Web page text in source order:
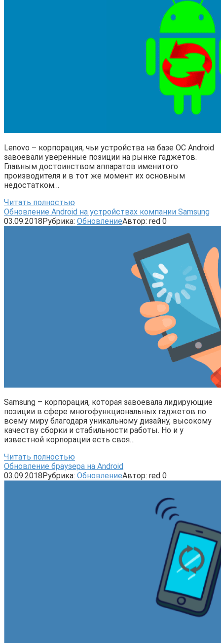
Lenovo – корпорация, чьи устройства на базе ОС Android
завоевали уверенные позиции на рынке гаджетов.
Главным достоинством аппаратов именитого
производителя и в тот же момент их основным
недостатком…
Читать полностью
Обновление Android на устройствах компании Samsung
03.09.2018Рубрика: ОбновлениеАвтор: red 0
Samsung – корпорация, которая завоевала лидирующие
позиции в сфере многофункциональных гаджетов по
всему миру благодаря уникальному дизайну, высокому
качеству сборки и стабильности работы. Но и у
известной корпорации есть своя…
Читать полностью
Обновление браузера на Android
03.09.2018Рубрика: ОбновлениеАвтор: red 0